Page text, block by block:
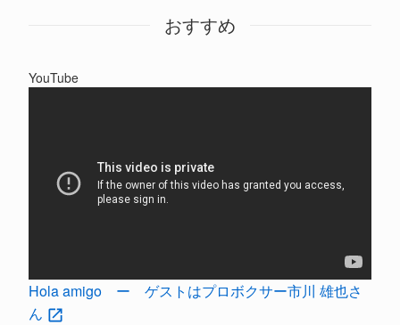
おすすめ
YouTube
Hola amigo ー ゲストはプロボクサー市川 雄也さ
ん